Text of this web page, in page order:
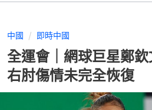
中國 即時中國
全運會｜網球巨星鄭欽
右肘傷情未完全恢復